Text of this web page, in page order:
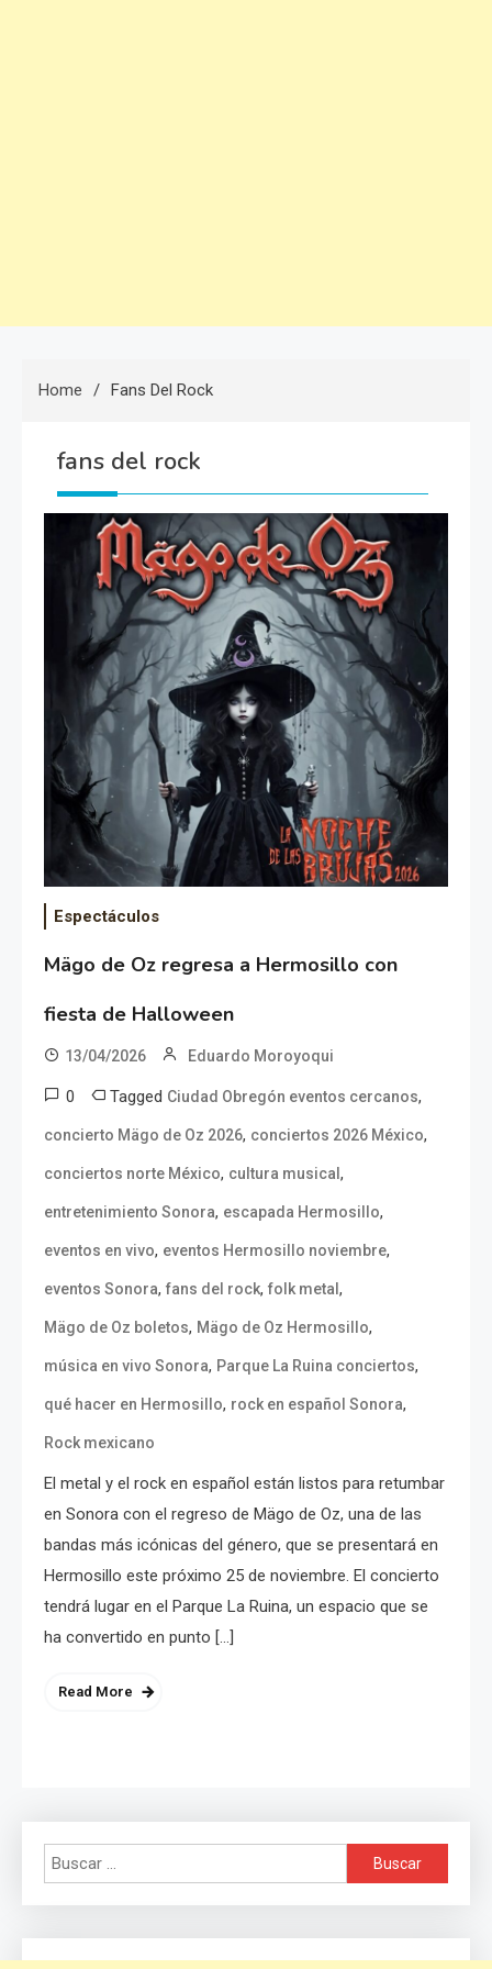
Home Fans Del Rock
fans del rock
Espectáculos
Mägo de Oz regresa a Hermosillo con
fiesta de Halloween
13/04/2026 Eduardo Moroyoqui
0 Tagged Ciudad Obregón eventos cercanos,
concierto Mägo de Oz 2026, conciertos 2026 México,
conciertos norte México, cultura musical ,
entretenimiento Sonora, escapada Hermosillo,
eventos en vivo, eventos Hermosillo noviembre,
eventos Sonora, fans del rock, folk metal ,
Mägo de Oz boletos, Mägo de Oz Hermosillo,
música en vivo Sonora, Parque La Ruina conciertos,
qué hacer en Hermosillo, rock en español Sonora,
Rock mexicano
El metal y el rock en español están listos para retumbar
en Sonora con el regreso de Mägo de Oz, una de las
bandas más icónicas del género, que se presentará en
Hermosillo este próximo 25 de noviembre. El concierto
tendrá lugar en el Parque La Ruina, un espacio que se
ha convertido en punto […]
Read More
Buscar: